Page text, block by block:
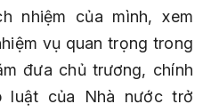
nhiệm của mình, xem
vụ quan trọng trong
đưa chủ trương, chính
luật của Nhà nước trở